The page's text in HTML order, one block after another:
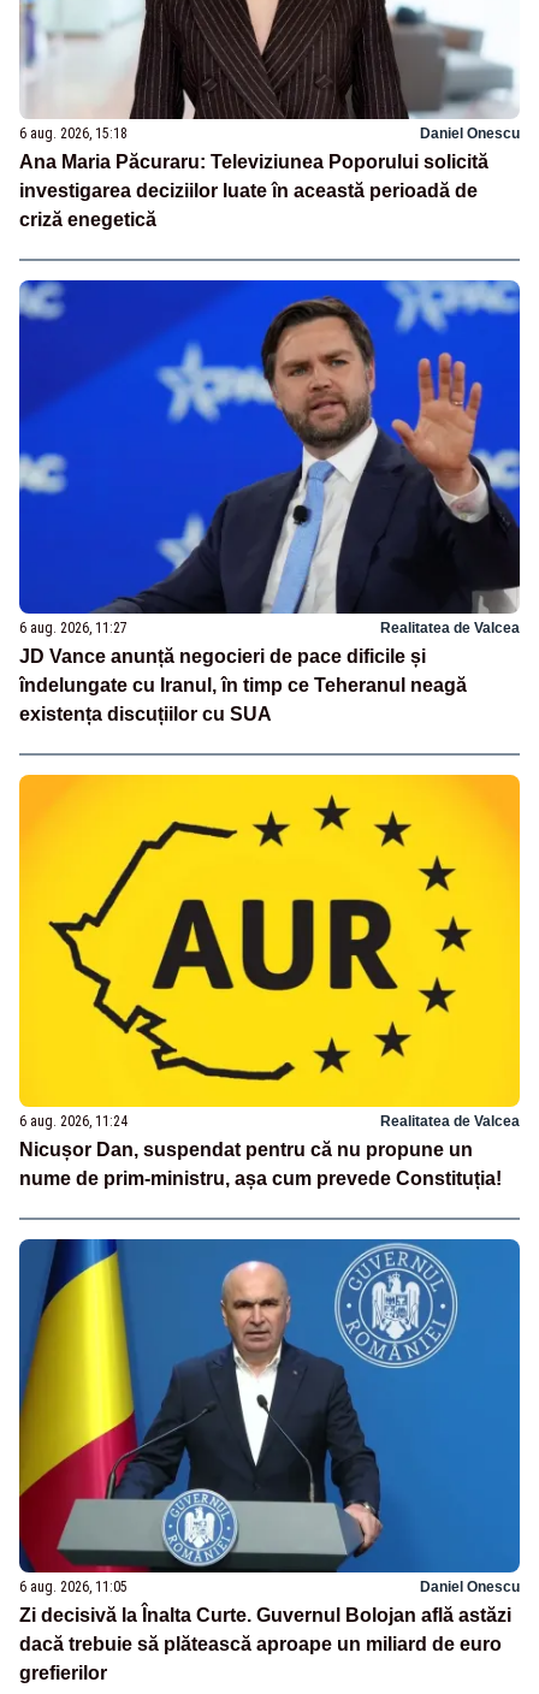
6 aug. 2026, 15:18 Daniel Onescu
Ana Maria Păcuraru: Televiziunea Poporului solicită
investigarea deciziilor luate în această perioadă de
criză enegetică
6 aug. 2026, 11:27 Realitatea de Valcea
JD Vance anunță negocieri de pace dificile și
îndelungate cu Iranul, în timp ce Teheranul neagă
existența discuțiilor cu SUA
6 aug. 2026, 11:24 Realitatea de Valcea
Nicușor Dan, suspendat pentru că nu propune un
nume de prim-ministru, așa cum prevede Constituția!
6 aug. 2026, 11:05 Daniel Onescu
Zi decisivă la Înalta Curte. Guvernul Bolojan află astăzi
dacă trebuie să plătească aproape un miliard de euro
grefierilor